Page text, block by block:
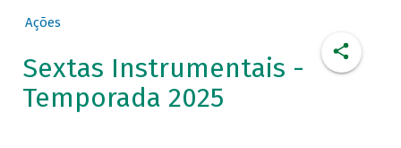
Ações
Sextas Instrumentais -
Temporada 2025